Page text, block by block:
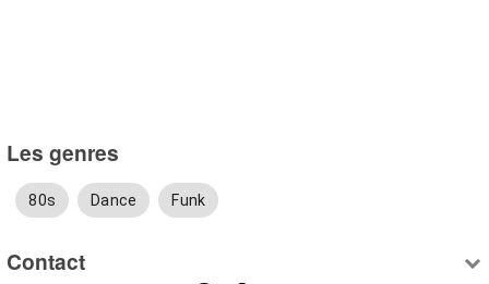
Les genres
80s Dance Funk
Contact